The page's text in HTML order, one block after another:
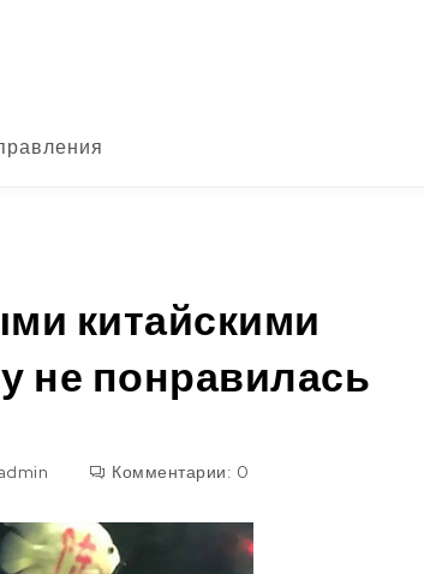
китайскими
не понравилась
Комментарии: 0